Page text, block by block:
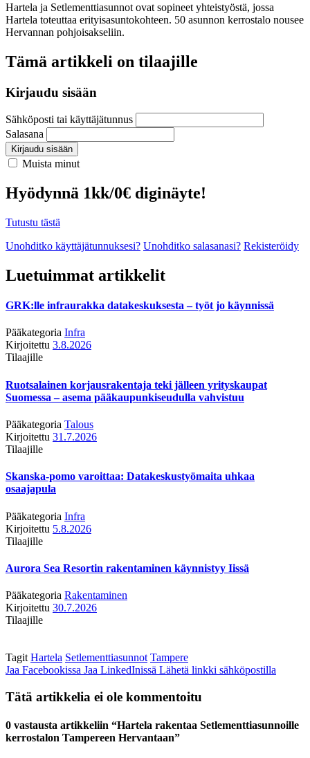
Hartela ja Setlementtiasunnot ovat sopineet yhteistyöstä, jossa
Hartela toteuttaa erityisasuntokohteen. 50 asunnon kerrostalo nousee
Hervannan pohjoisakseliin.
Tämä artikkeli on tilaajille
Kirjaudu sisään
Sähköposti tai käyttäjätunnus
Salasana
Kirjaudu sisään
Muista minut
Hyödynnä 1kk/0€ diginäyte!
Tutustu tästä
Unohditko käyttäjätunnuksesi? Unohditko salasanasi? Rekisteröidy
Luetuimmat artikkelit
GRK:lle infraurakka datakeskuksesta – työt jo käynnissä
Pääkategoria Infra
Kirjoitettu 3.8.2026
Tilaajille
Ruotsalainen korjausrakentaja teki jälleen yrityskaupat
Suomessa – asema pääkaupunkiseudulla vahvistuu
Pääkategoria Talous
Kirjoitettu 31.7.2026
Tilaajille
Skanska-pomo varoittaa: Datakeskustyömaita uhkaa
osaajapula
Pääkategoria Infra
Kirjoitettu 5.8.2026
Tilaajille
Aurora Sea Resortin rakentaminen käynnistyy Iissä
Pääkategoria Rakentaminen
Kirjoitettu 30.7.2026
Tilaajille
Tagit Hartela Setlementtiasunnot Tampere
Jaa Facebookissa Jaa LinkedInissä Lähetä linkki sähköpostilla
Tätä artikkelia ei ole kommentoitu
0 vastausta artikkeliin “Hartela rakentaa Setlementtiasunnoille
kerrostalon Tampereen Hervantaan”